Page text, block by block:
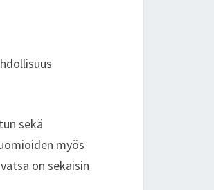
sekä
myös
on sekaisin